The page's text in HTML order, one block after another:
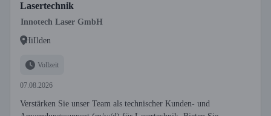
Lasertechnik
Innotech Laser GmbH
HiIlden
Vollzeit
07.08.2026
Verstärken Sie unser Team als technischer Kunden- und